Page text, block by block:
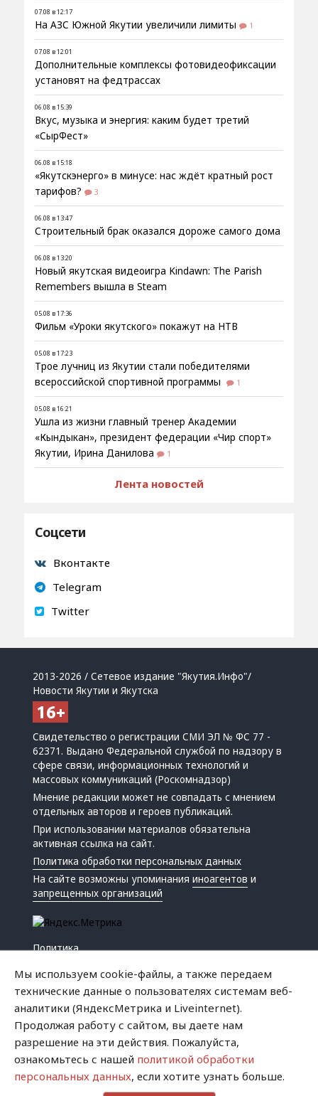
07.08 в 12:17
На АЗС Южной Якутии увеличили лимиты 1
07.08 в 12:01
Дополнительные комплексы фотовидеофиксации
установят на федтрассах
06.08 в 15:39
Вкус, музыка и энергия: каким будет третий
«СырФест»
06.08 в 15:18
«Якутскэнерго» в минусе: нас ждёт кратный рост
тарифов?
3
06.08 в 13:47
Строительный брак оказался дороже самого дома
06.08 в 13:20
Новый якутская видеоигра Kindawn: The Parish
Remembers вышла в Steam
05.08 в 17:36
Фильм «Уроки якутского» покажут на НТВ
05.08 в 17:23
Трое лучниц из Якутии стали победителями
всероссийской спортивной программы
1
05.08 в 16:21
Ушла из жизни главный тренер Академии
«Кындыкан», президент федерации «Чир спорт»
Якутии, Ирина Данилова
1
Лента новостей
Соцсети
Вконтакте
Telegram
Twitter
2013-2026 / Сетевое издание "Якутия.Инфо"/
Новости Якутии и Якутска
Свидетельство о регистрации СМИ ЭЛ № ФС 77 -
62371. Выдано Федеральной службой по надзору в
сфере связи, информационных технологий и
массовых коммуникаций (Роскомнадзор)
Мнение редакции может не совпадать с мнением
отдельных авторов и героев публикаций.
При использовании материалов обязательна
активная ссылка на сайт.
Политика обработки персональных данных
На сайте возможны упоминанияиноагентов и
запрещенных организаций
Политика
Криминал
Успех
Хватит это терпеть
Мы используем cookie-файлы, а также передаем
технические данные о пользователях системам веб-
аналитики (ЯндексМетрика и Liveinternet).
Продолжая работу с сайтом, вы даете нам
разрешение на эти действия. Пожалуйста,
ознакомьтесь с нашей политикой обработки
персональных данных, если хотите узнать больше.